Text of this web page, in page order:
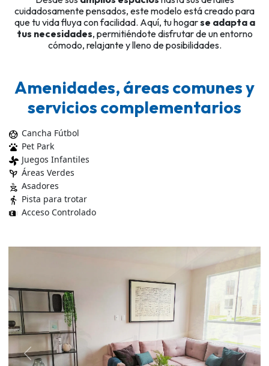
cuidadosamente pensados, este modelo está creado para
que tu vida fluya con facilidad. Aquí, tu hogarse adapta a
tus necesidades, permitiéndote disfrutar de un entorno
cómodo, relajante y lleno de posibilidades.
Amenidades, áreas comunes y
servicios complementarios
sports_soccer Cancha Fútbol
pets Pet Park
toys_fan Juegos Infantiles
psychiatry Áreas Verdes
outdoor_grill Asadores
directions_walk Pista para trotar
gate Acceso Controlado
Previous Next